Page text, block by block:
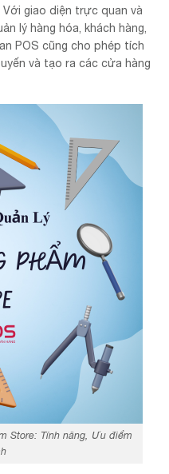
Với giao diện trực quan và
lý hàng hóa, khách hàng,
POS cũng cho phép tích
và tạo ra các cửa hàng
Store: Tính năng, Ưu điểm